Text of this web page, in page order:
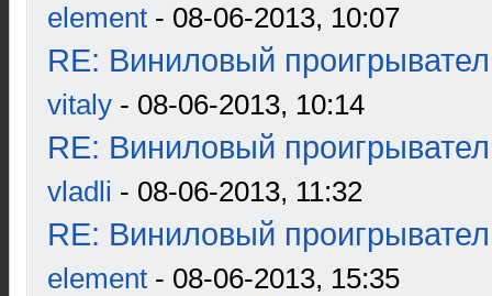
element - 08-06-2013, 10:07
RE: Виниловый
vitaly - 08-06-2013, 10:14
RE: Виниловый
vladli - 08-06-2013, 11:32
RE: Виниловый
element - 08-06-2013, 15:35